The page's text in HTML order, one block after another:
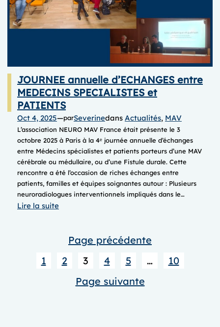
rare
JOURNEE annuelle d’ECHANGES entre
MEDECINS SPECIALISTES et
PATIENTS
Oct 4, 2025—parSeverinedans Actualités, MAV
L’association NEURO MAV France était présente le 3
octobre 2025 à Paris à la 4ᵉ journée annuelle d’échanges
entre Médecins spécialistes et patients porteurs d’une MAV
cérébrale ou médullaire, ou d’une Fistule durale. Cette
rencontre a été l’occasion de riches échanges entre
patients, familles et équipes soignantes autour : Plusieurs
neuroradiologues interventionnels impliqués dans le…
Lire la suite:
d’ECHANGES
MEDECINS
SPECIALISTES
Page précédente
1
2 3 4 5 …
10
Page suivante